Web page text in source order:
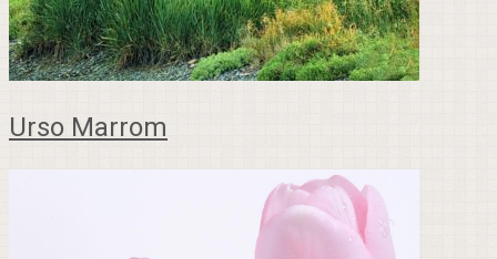
Urso Marrom